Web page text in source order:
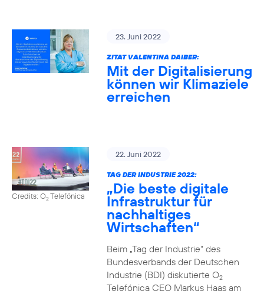
23. Juni 2022
ZITAT VALENTINA DAIBER:
Mit der Digitalisierung
können wir Klimaziele
erreichen
Credits: O2Telefónica
22. Juni 2022
TAG DER INDUSTRIE 2022:
„Die beste digitale
Infrastruktur für
nachhaltiges
Wirtschaften“
Beim „Tag der Industrie“ des
Bundesverbands der Deutschen
Industrie (BDI) diskutierte O2
Telefónica CEO Markus Haas am